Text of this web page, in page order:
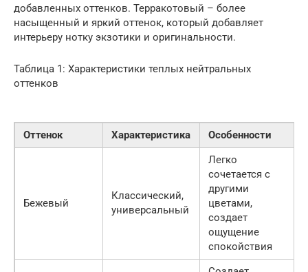
добавленных оттенков. Терракотовый – более
насыщенный и яркий оттенок, который добавляет
интерьеру нотку экзотики и оригинальности.
Таблица 1: Характеристики теплых нейтральных
оттенков
Оттенок Характеристика Особенности
Бежевый
Классический,
универсальный
Легко
сочетается с
другими
цветами,
создает
ощущение
спокойствия